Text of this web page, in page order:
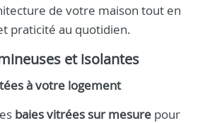
de votre maison tout en
praticité au quotidien.
et isolantes
à votre logement
baies vitrées sur mesure pour